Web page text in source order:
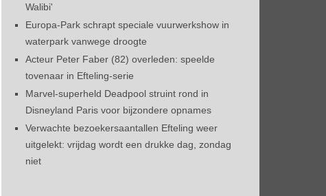
Walibi'
Europa-Park schrapt speciale vuurwerkshow in
waterpark vanwege droogte
Acteur Peter Faber (82) overleden: speelde
tovenaar in Efteling-serie
Marvel-superheld Deadpool struint rond in
Disneyland Paris voor bijzondere opnames
Verwachte bezoekersaantallen Efteling weer
uitgelekt: vrijdag wordt een drukke dag, zondag
niet